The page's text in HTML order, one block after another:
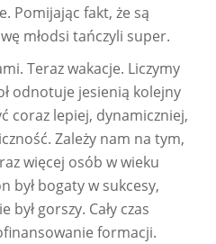
Pomijając fakt, że są
młodsi tańczyli super.
Teraz wakacje. Liczymy
odnotuje jesienią kolejny
coraz lepiej, dynamiczniej,
Zależy nam na tym,
więcej osób w wieku
był bogaty w sukcesy,
gorszy. Cały czas
formacji.